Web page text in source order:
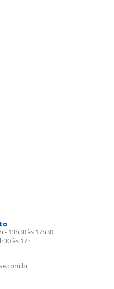
- 13h30 às 17h30
às 17h